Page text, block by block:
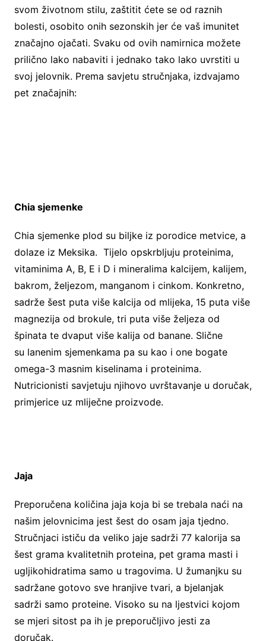
svom životnom stilu, zaštitit ćete se od raznih
bolesti, osobito onih sezonskih jer će vaš imunitet
značajno ojačati. Svaku od ovih namirnica možete
prilično lako nabaviti i jednako tako lako uvrstiti u
svoj jelovnik. Prema savjetu stručnjaka, izdvajamo
pet značajnih:
Chia sjemenke
Chia sjemenke plod su biljke iz porodice metvice, a
dolaze iz Meksika. Tijelo opskrbljuju proteinima,
vitaminima A, B, E i D i mineralima kalcijem, kalijem,
bakrom, željezom, manganom i cinkom. Konkretno,
sadrže šest puta više kalcija od mlijeka, 15 puta više
magnezija od brokule, tri puta više željeza od
špinata te dvaput više kalija od banane. Slične
su lanenim sjemenkama pa su kao i one bogate
omega-3 masnim kiselinama i proteinima.
Nutricionisti savjetuju njihovo uvrštavanje u doručak,
primjerice uz mliječne proizvode.
Jaja
Preporučena količina jaja koja bi se trebala naći na
našim jelovnicima jest šest do osam jaja tjedno.
Stručnjaci ističu da veliko jaje sadrži 77 kalorija sa
šest grama kvalitetnih proteina, pet grama masti i
ugljikohidratima samo u tragovima. U žumanjku su
sadržane gotovo sve hranjive tvari, a bjelanjak
sadrži samo proteine​​. Visoko su na ljestvici kojom
se mjeri sitost pa ih je preporučljivo jesti za
doručak.